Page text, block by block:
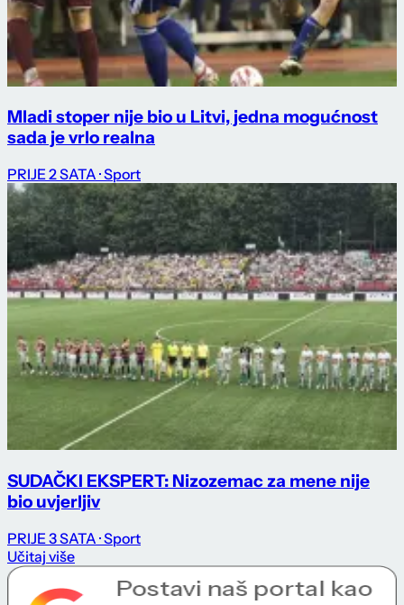
Mladi stoper nije bio u Litvi, jedna mogućnost
sada je vrlo realna
PRIJE 2 SATA · Sport
SUDAČKI EKSPERT: Nizozemac za mene nije
bio uvjerljiv
PRIJE 3 SATA · Sport
Učitaj više